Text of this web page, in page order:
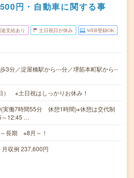
円・自動車に関する事
支給あり 土日祝日が休み WEB登録OK
3分／淀屋橋駅から---分／堺筋本町駅から--
） ※土日祝はしっかりお休み！
実働7時間55分 休憩1時間)※休憩は交代制
12:45 …
～長期 ※8月～！
収例 237,600円